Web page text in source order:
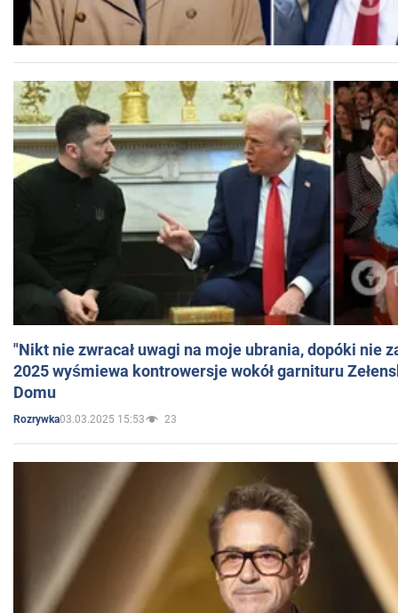
"Nikt nie zwracał uwagi na moje ubrania, dopóki nie
2025 wyśmiewa kontrowersje wokół garnituru
Domu
Rozrywka03.03.2025 15:53 23